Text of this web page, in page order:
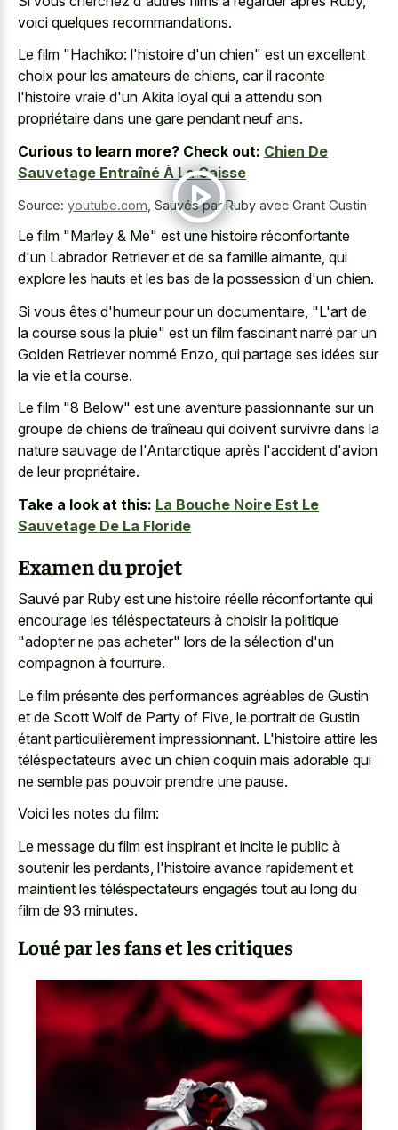
voici quelques recommandations.
Le film "Hachiko: l'histoire d'un chien" est un excellent
choix pour les amateurs de chiens, car il raconte
l'histoire vraie d'un Akita loyal qui a attendu son
propriétaire dans une gare pendant neuf ans.
Curious to learn more? Check out: Chien De
Sauvetage Entraîné À La Caisse
Source: youtube.com Sauvés par Ruby avec Grant Gustin
Le film "Marley & Me" est une histoire réconfortante
d'un Labrador Retriever et de sa famille aimante, qui
explore les hauts et les bas de la possession d'un chien.
Si vous êtes d'humeur pour un documentaire, "L'art de
la course sous la pluie" est un film fascinant narré par un
Golden Retriever nommé Enzo, qui partage ses idées sur
la vie et la course.
Le film "8 Below" est une aventure passionnante sur un
groupe de chiens de traîneau qui doivent survivre dans la
nature sauvage de l'Antarctique après l'accident d'avion
de leur propriétaire.
Take a look at this: La Bouche Noire Est Le
Sauvetage De La Floride
Examen du projet
Sauvé par Ruby est une histoire réelle réconfortante qui
encourage les téléspectateurs à choisir la politique
"adopter ne pas acheter" lors de la sélection d'un
compagnon à fourrure.
Le film présente des performances agréables de Gustin
et de Scott Wolf de Party of Five, le portrait de Gustin
étant particulièrement impressionnant. L'histoire attire les
téléspectateurs avec un chien coquin mais adorable qui
ne semble pas pouvoir prendre une pause.
Voici les notes du film:
Le message du film est inspirant et incite le public à
soutenir les perdants, l'histoire avance rapidement et
maintient les téléspectateurs engagés tout au long du
film de 93 minutes.
Loué par les fans et les critiques